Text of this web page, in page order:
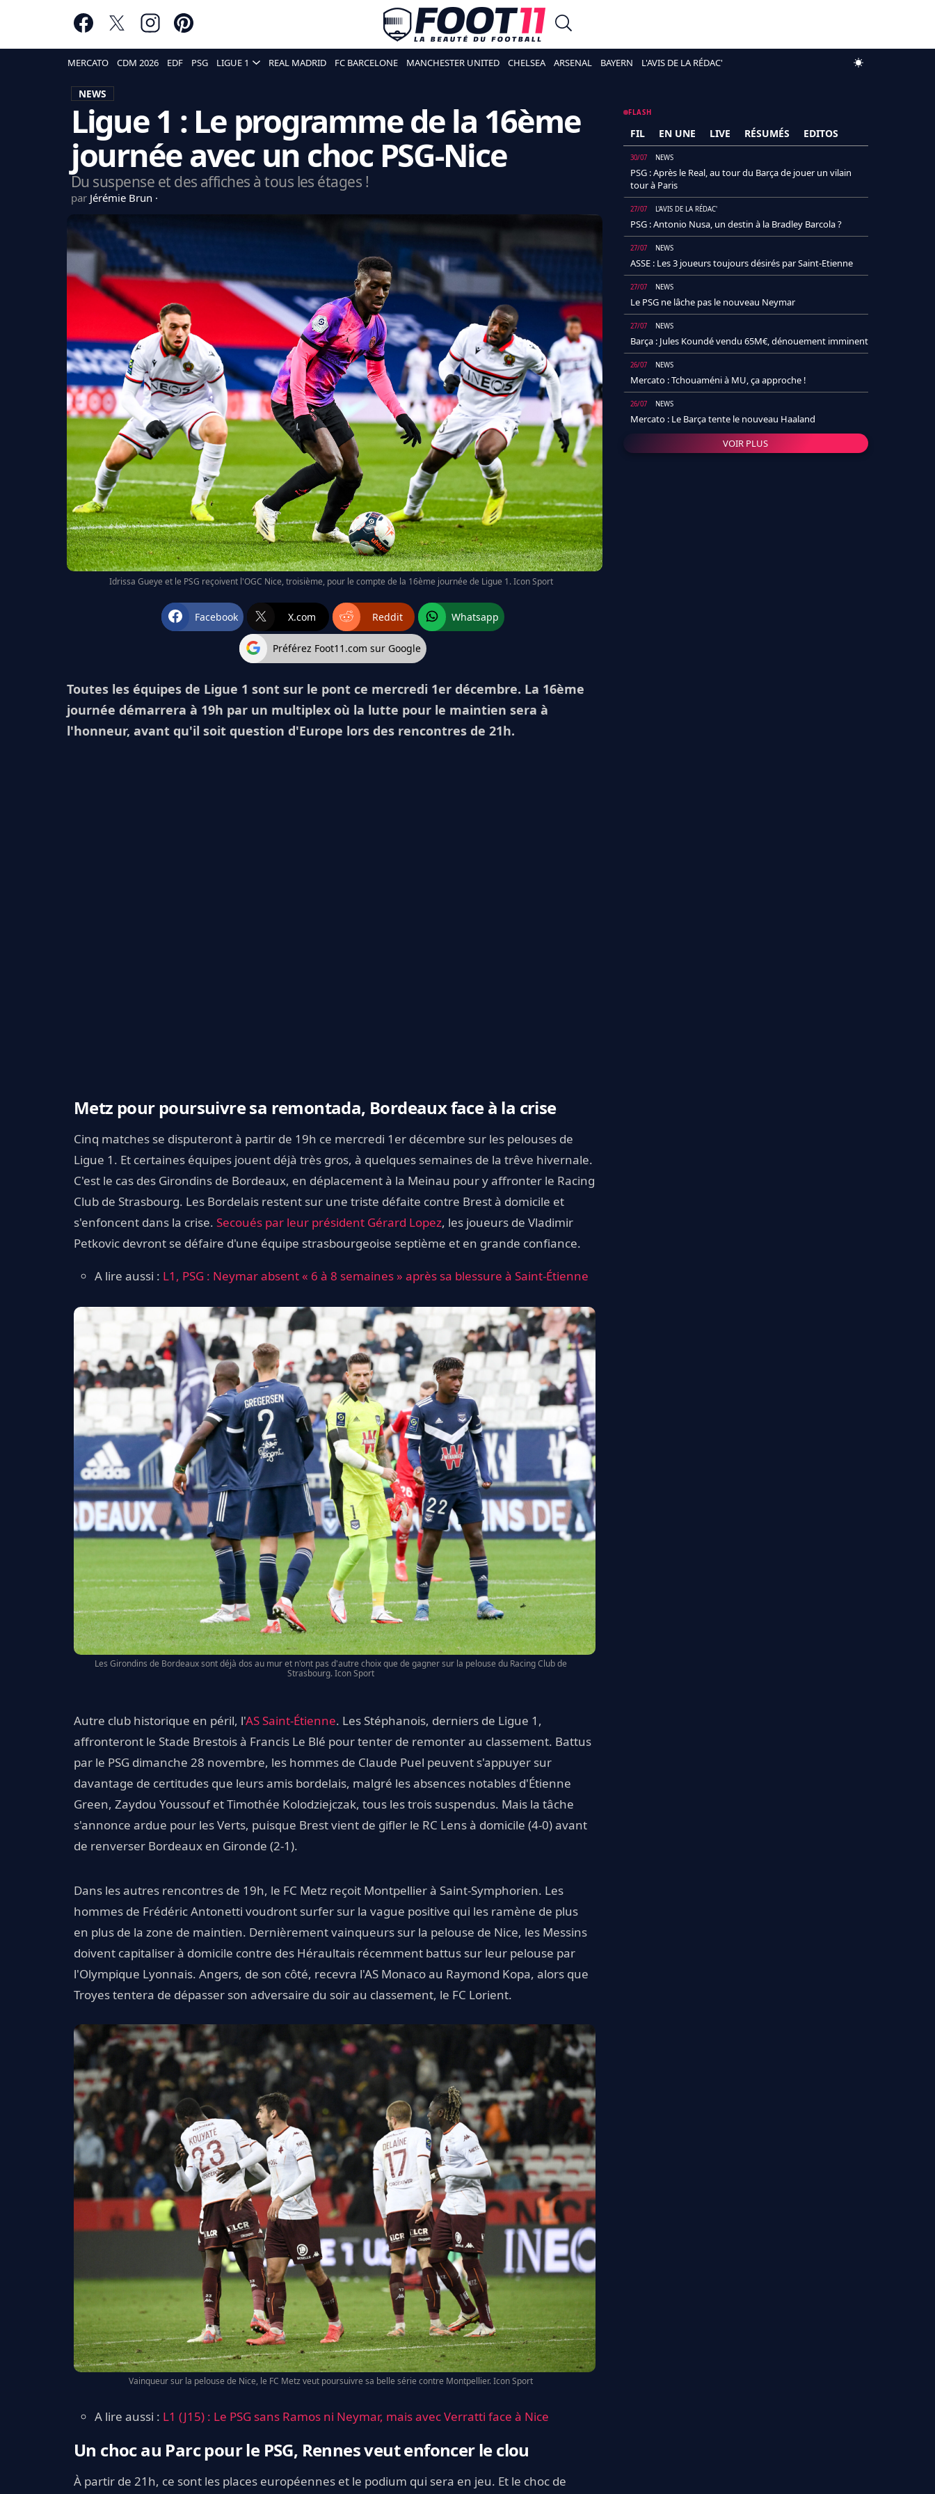
MERCATO CDM 2026 EDF PSG LIGUE 1 REAL MADRID FC BARCELONE MANCHESTER UNITED CHELSEA ARSENAL BAYERN L'AVIS DE LA RÉDAC'
NEWS
Ligue 1 : Le programme de la 16ème
journée avec un choc PSG-Nice
Du suspense et des affiches à tous les étages !
par Jérémie Brun
Idrissa Gueye et le PSG reçoivent l'OGC Nice, troisième, pour le compte de la 16ème journée de Ligue 1. Icon Sport
Facebook X.com Reddit Whatsapp
Préférez Foot11.com sur Google
Toutes les équipes de Ligue 1 sont sur le pont ce mercredi 1er décembre. La 16ème
journée démarrera à 19h par un multiplex où la lutte pour le maintien sera à
l'honneur, avant qu'il soit question d'Europe lors des rencontres de 21h.
Metz pour poursuivre sa remontada, Bordeaux face à la crise
Cinq matches se disputeront à partir de 19h ce mercredi 1er décembre sur les pelouses de
Ligue 1. Et certaines équipes jouent déjà très gros, à quelques semaines de la trêve hivernale.
C'est le cas des Girondins de Bordeaux, en déplacement à la Meinau pour y affronter le Racing
Club de Strasbourg. Les Bordelais restent sur une triste défaite contre Brest à domicile et
s'enfoncent dans la crise. Secoués par leur président Gérard Lopez, les joueurs de Vladimir
Petkovic devront se défaire d'une équipe strasbourgeoise septième et en grande confiance.
A lire aussi : L1, PSG : Neymar absent « 6 à 8 semaines » après sa blessure à Saint-Étienne
Les Girondins de Bordeaux sont déjà dos au mur et n'ont pas d'autre choix que de gagner sur la pelouse du Racing Club de
Strasbourg. Icon Sport
Autre club historique en péril, l'AS Saint-Étienne. Les Stéphanois, derniers de Ligue 1,
affronteront le Stade Brestois à Francis Le Blé pour tenter de remonter au classement. Battus
par le PSG dimanche 28 novembre, les hommes de Claude Puel peuvent s'appuyer sur
davantage de certitudes que leurs amis bordelais, malgré les absences notables d'Étienne
Green, Zaydou Youssouf et Timothée Kolodziejczak, tous les trois suspendus. Mais la tâche
s'annonce ardue pour les Verts, puisque Brest vient de gifler le RC Lens à domicile (4-0) avant
de renverser Bordeaux en Gironde (2-1).
Dans les autres rencontres de 19h, le FC Metz reçoit Montpellier à Saint-Symphorien. Les
hommes de Frédéric Antonetti voudront surfer sur la vague positive qui les ramène de plus
en plus de la zone de maintien. Dernièrement vainqueurs sur la pelouse de Nice, les Messins
doivent capitaliser à domicile contre des Héraultais récemment battus sur leur pelouse par
l'Olympique Lyonnais. Angers, de son côté, recevra l'AS Monaco au Raymond Kopa, alors que
Troyes tentera de dépasser son adversaire du soir au classement, le FC Lorient.
Vainqueur sur la pelouse de Nice, le FC Metz veut poursuivre sa belle série contre Montpellier. Icon Sport
A lire aussi : L1 (J15) : Le PSG sans Ramos ni Neymar, mais avec Verratti face à Nice
Un choc au Parc pour le PSG, Rennes veut enfoncer le clou
À partir de 21h, ce sont les places européennes et le podium qui sera en jeu. Et le choc de
FLASH
FIL EN UNE LIVE RÉSUMÉS EDITOS
30/07 NEWS
PSG : Après le Real, au tour du Barça de jouer un vilain
tour à Paris
27/07 L'AVIS DE LA RÉDAC'
PSG : Antonio Nusa, un destin à la Bradley Barcola ?
27/07 NEWS
ASSE : Les 3 joueurs toujours désirés par Saint-Etienne
27/07 NEWS
Le PSG ne lâche pas le nouveau Neymar
27/07 NEWS
Barça : Jules Koundé vendu 65M€, dénouement imminent
26/07 NEWS
Mercato : Tchouaméni à MU, ça approche !
26/07 NEWS
Mercato : Le Barça tente le nouveau Haaland
VOIR PLUS